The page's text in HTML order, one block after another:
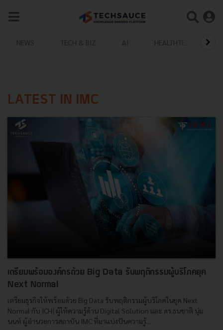
NEWS TECH & BIZ AI HEALTHTECH
LATEST IN IMC
เตรียมพร้อมองค์กรด้วย Big Data รับพฤติกรรมผู้บริโภคยุค
Next Normal
เตรียมธุรกิจให้พร้อมด้วย Big Data รับพฤติกรรมผู้บริโภคในยุค Next
Normal กับ ICHI ผู้ให้ความรู้ด้าน Digital Solution และ ดร.ธนชาติ นุ่ม
นนท์ ผู้อำนวยการสถาบัน IMC ที่มาแบ่งปันความรู้...